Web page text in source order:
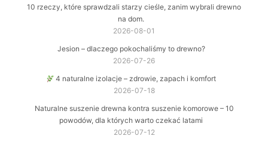
10 rzeczy, które sprawdzali starzy cieśle, zanim wybrali drewno
na dom.
2026-08-01
Jesion – dlaczego pokochaliśmy to drewno?
2026-07-26
4 naturalne izolacje – zdrowie, zapach i komfort
2026-07-18
Naturalne suszenie drewna kontra suszenie komorowe – 10
powodów, dla których warto czekać latami
2026-07-12